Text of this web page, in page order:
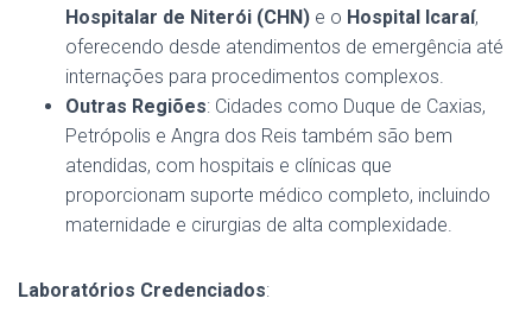
Hospitalar de Niterói (CHN) e o Hospital Icaraí,
oferecendo desde atendimentos de emergência até
internações para procedimentos complexos​.
Outras Regiões: Cidades como Duque de Caxias,
Petrópolis e Angra dos Reis também são bem
atendidas, com hospitais e clínicas que
proporcionam suporte médico completo, incluindo
maternidade e cirurgias de alta complexidade​.
Laboratórios Credenciados: